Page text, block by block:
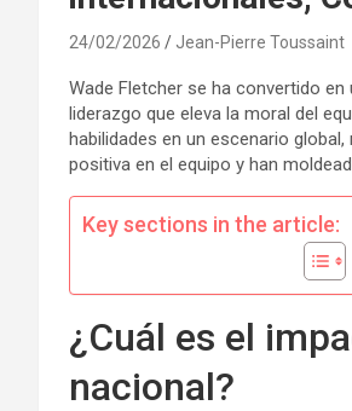
24/02/2026 Jean-Pierre Toussaint
Wade Fletcher se ha convertido
liderazgo que eleva la moral del
habilidades en un escenario
positiva en el equipo y han
Key sections in the article:
¿Cuál es el
nacional?